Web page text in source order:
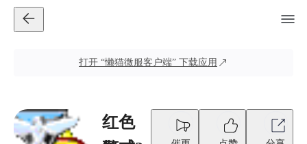
打开 “懒猫微服客户端” 下载应用
红色